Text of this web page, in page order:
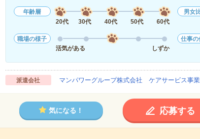
年齢層
20代
30代 40代 50代 60代
男女
職場の様子
活気がある
しずか
仕事の
派遣会社 マンパワーグループ株式会社 ケアサービス事業
気になる！ 応募する